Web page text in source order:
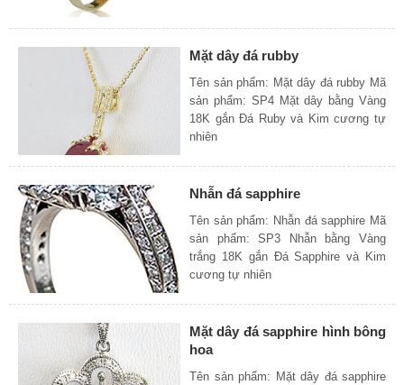
Mặt dây đá rubby
Tên sản phẩm: Mặt dây đá rubby Mã
sản phẩm: SP4 Mặt dây bằng Vàng
18K gắn Đá Ruby và Kim cương tự
nhiên
Nhẫn đá sapphire
Tên sản phẩm: Nhẫn đá sapphire Mã
sản phẩm: SP3 Nhẫn bằng Vàng
trắng 18K gắn Đá Sapphire và Kim
cương tự nhiên
Mặt dây đá sapphire hình bông
hoa
Tên sản phẩm: Mặt dây đá sapphire